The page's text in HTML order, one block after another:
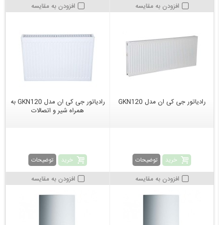
افزودن به مقایسه افزودن به مقایسه
رادیاتور جی کی ان مدل GKN120
خرید توضیحات
افزودن به مقایسه
رادیاتور جی کی ان مدل GKN120 به
همراه شیر و اتصالات
خرید توضیحات
افزودن به مقایسه